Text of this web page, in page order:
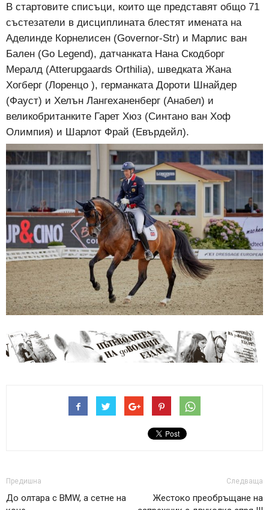
В стартовите списъци, които ще представят общо 71
състезатели в дисциплината блестят имената на
Аделинде Корнелисен (Governor-Str) и Марлис ван
Бален (Go Legend), датчанката Нана Скодборг
Мералд (Atterupgaards Orthilia), шведката Жана
Хогберг (Лоренцо ), германката Дороти Шнайдер
(Фауст) и Хелън Лангеханенберг (Анабел) и
великобританките Гарет Хюз (Синтано ван Хоф
Олимпия) и Шарлот Фрай (Евърдейл).
Предишна
До олтара с BMW, а сетне на
Следваща
Жестоко преобръщане на